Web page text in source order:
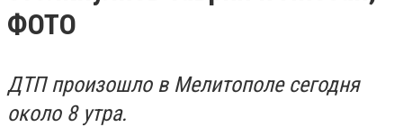
ФОТО
ДТП произошло в Мелитополе сегодня
около 8 утра.